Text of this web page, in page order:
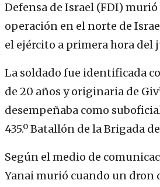
Defensa de Israel (FDI)
operación en el norte de
el ejército a primera hora del
La soldado fue identificada
de 20 años y originaria de
desempeñaba como
435.º Batallón de la Brigada
Según el medio de
Yanai murió cuando un dron